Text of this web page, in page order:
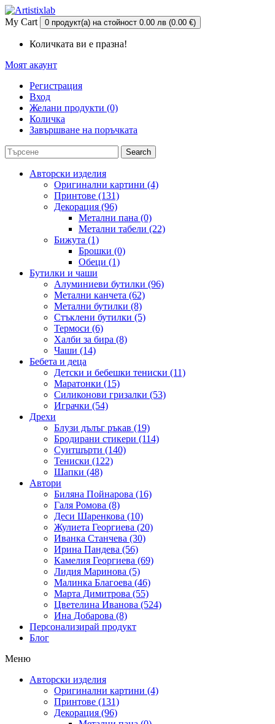
My Cart 0 продукт(а) на стойност 0.00 лв (0.00 €)
Количката ви е празна!
Моят акаунт
Регистрация
Вход
Желани продукти (0)
Количка
Завършване на поръчката
Search
Авторски изделия
Оригинални картини (4)
Принтове (131)
Декорация (96)
Метални пана (0)
Метални табели (22)
Бижута (1)
Брошки (0)
Обеци (1)
Бутилки и чаши
Алуминиеви бутилки (96)
Метални канчета (62)
Метални бутилки (8)
Стъклени бутилки (5)
Термоси (6)
Халби за бира (8)
Чаши (14)
Бебета и деца
Детски и бебешки тениски (11)
Маратонки (15)
Силиконови гризалки (53)
Играчки (54)
Дрехи
Блузи дълъг ръкав (19)
Бродирани стикери (114)
Суитшърти (140)
Тениски (122)
Шапки (48)
Автори
Биляна Пойнарова (16)
Галя Ромова (8)
Деси Шаренкова (10)
Жулиета Георгиева (20)
Иванка Станчева (30)
Ирина Пандева (56)
Камелия Георгиева (69)
Лидия Маринова (5)
Малинка Благоева (46)
Марта Димитрова (55)
Цветелина Иванова (524)
Ина Добарова (8)
Персонализирай продукт
Блог
Меню
Авторски изделия
Оригинални картини (4)
Принтове (131)
Декорация (96)